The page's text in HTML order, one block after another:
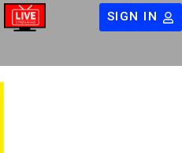
SIGN IN